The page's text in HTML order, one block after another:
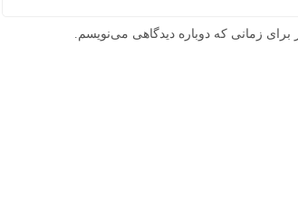
زمانی که دوباره دیدگاهی می‌نویسم.